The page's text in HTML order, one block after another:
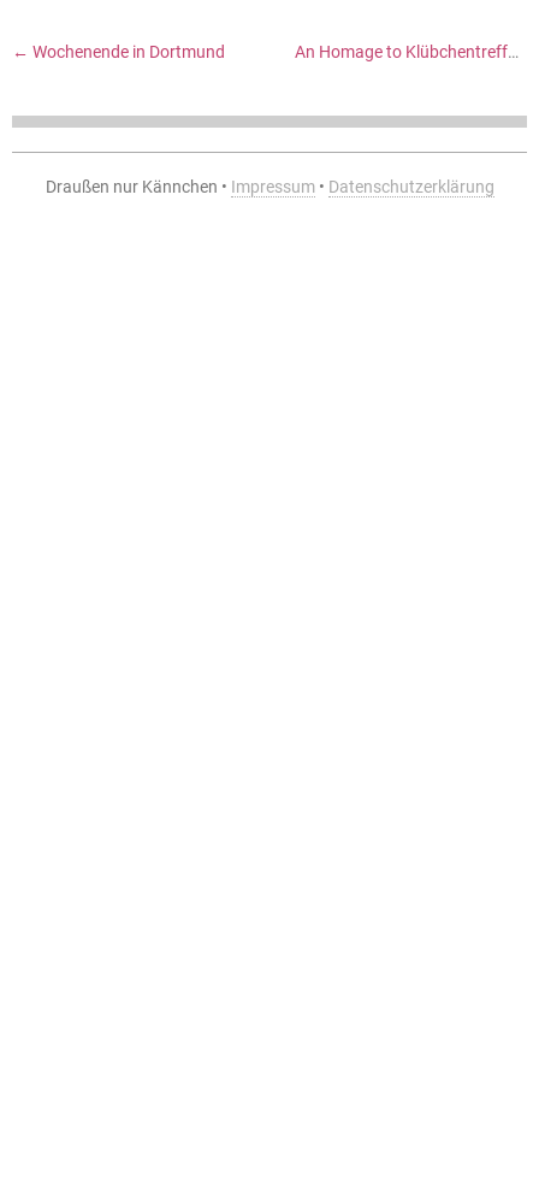
← Wochenende in Dortmund An Homage to Klübchentreffen
Draußen nur Kännchen • Impressum• Datenschutzerklärung